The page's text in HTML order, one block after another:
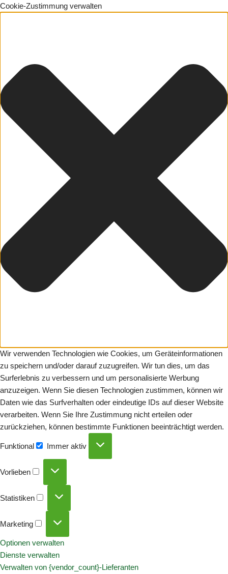
Cookie-Zustimmung verwalten
Wir verwenden Technologien wie Cookies, um Geräteinformationen
zu speichern und/oder darauf zuzugreifen. Wir tun dies, um das
Surferlebnis zu verbessern und um personalisierte Werbung
anzuzeigen. Wenn Sie diesen Technologien zustimmen, können wir
Daten wie das Surfverhalten oder eindeutige IDs auf dieser Website
verarbeiten. Wenn Sie Ihre Zustimmung nicht erteilen oder
zurückziehen, können bestimmte Funktionen beeinträchtigt werden.
Funktional Immer aktiv
Vorlieben
Statistiken
Marketing
Optionen verwalten
Dienste verwalten
Verwalten von {vendor_count}-Lieferanten